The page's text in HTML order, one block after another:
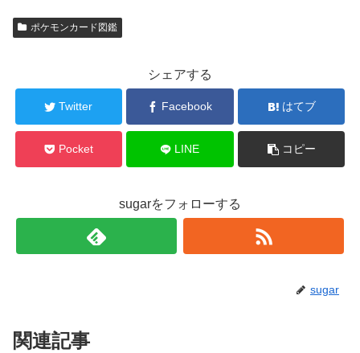
ポケモンカード図鑑
シェアする
Twitter Facebook はてブ
Pocket LINE コピー
sugarをフォローする
sugar
関連記事